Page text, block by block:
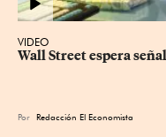
VIDEO
Wall Street espera
Por Redacción El Economista